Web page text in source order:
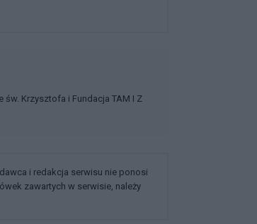
Krzysztofa i Fundacja TAM I Z
i redakcja serwisu nie ponosi
zawartych w serwisie, należy